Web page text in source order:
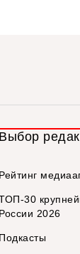
Выбор
Рейтинг
30
России 2026
Подкасты